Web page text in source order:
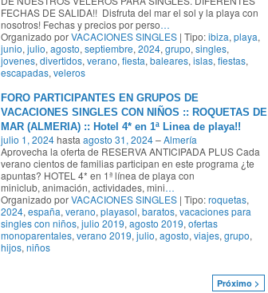
FECHAS DE SALIDA!! Disfruta del mar el sol y la playa con
nosotros! Fechas y precios por perso…
Organizado porVACACIONES SINGLES| Tipo:ibiza, playa,
junio, julio, agosto, septiembre, 2024, grupo, singles,
jovenes, divertidos, verano, fiesta, baleares, islas, fiestas,
escapadas, veleros
FORO PARTICIPANTES EN GRUPOS DE
VACACIONES SINGLES CON NIÑOS :: ROQUETAS DE
MAR (ALMERIA) :: Hotel 4* en 1ª Linea de playa!!
julio 1, 2024hastaagosto 31, 2024–Almería
Aprovecha la oferta de RESERVA ANTICIPADA PLUS Cada
verano cientos de familias participan en este programa ¿te
apuntas? HOTEL 4* en 1ª línea de playa con
miniclub, animación, actividades, mini…
Organizado porVACACIONES SINGLES| Tipo:roquetas,
2024,españa,verano,playasol,baratos,vacaciones para
singles con niños,julio 2019,agosto 2019,ofertas
monoparentales,verano 2019,julio,agosto,viajes,grupo,
hijos,niños
Próximo >